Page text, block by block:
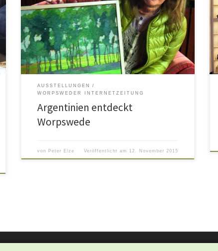
und Designer. Auch in Worpswede ist der Argentinier
unvergessen, lebte er doch 1922 für sechs Monate im
Künstlerdorf bei Martha Vogeler im Haus im Schluh und
hat mehrere sichtbare Zeugnisse seiner Malerei
hinterlassen. Diese sind […]
AUSSTELLUNGEN
WORPSWEDER INTERNETZEITUNG
Argentinien entdeckt
Worpswede
von Peter Elze Veröffentlicht am 12. November 2015